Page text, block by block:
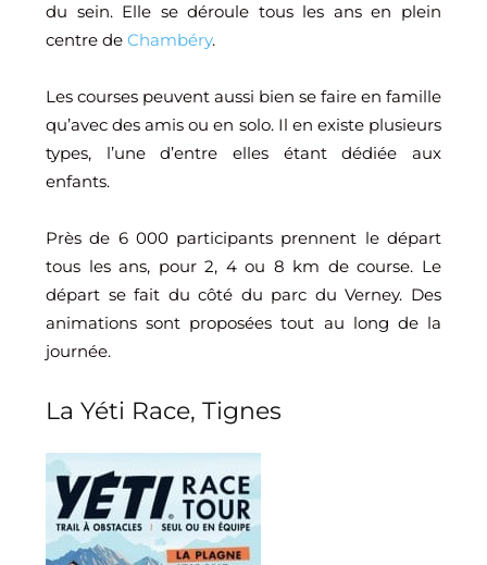
du sein. Elle se déroule tous les ans en plein
centre de Chambéry.
Les courses peuvent aussi bien se faire en famille
qu’avec des amis ou en solo. Il en existe plusieurs
types, l’une d’entre elles étant dédiée aux
enfants.
Près de 6 000 participants prennent le départ
tous les ans, pour 2, 4 ou 8 km de course. Le
départ se fait du côté du parc du Verney. Des
animations sont proposées tout au long de la
journée.
La Yéti Race, Tignes